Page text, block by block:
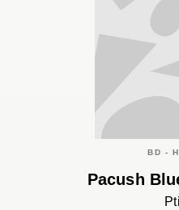
BD -
Pacush